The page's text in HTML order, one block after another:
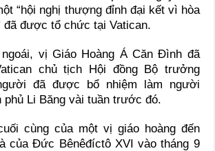
“hội nghị thượng đỉnh đại kết vì hòa
đã được tổ chức tại Vatican.
ngoái, vị Giáo Hoàng Á Căn Đình đã
chủ tịch Hội đồng Bộ trưởng
đã được bổ nhiệm làm người
phủ Li Băng vài tuần trước đó.
cùng của một vị giáo hoàng đến
của Đức Bênêđíctô XVI vào tháng 9